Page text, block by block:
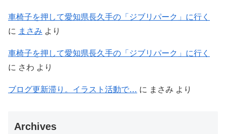
車椅子を押して愛知県長久手の「ジブリパーク」に行く
に まさみ より
車椅子を押して愛知県長久手の「ジブリパーク」に行く
に さわ より
ブログ更新滞り。イラスト活動で… に まさみ より
Archives